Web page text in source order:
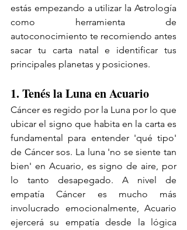
estás empezando a utilizar la Astrología
como herramienta de
autoconocimiento te recomiendo antes
sacar tu carta natal e identificar tus
principales planetas y posiciones.
1. Tenés la Luna en Acuario
Cáncer es regido por la Luna por lo que
ubicar el signo que habita en la carta es
fundamental para entender 'qué tipo'
de Cáncer sos. La luna 'no se siente tan
bien' en Acuario, es signo de aire, por
lo tanto desapegado. A nivel de
empatía Cáncer es mucho más
involucrado emocionalmente, Acuario
ejercerá su empatía desde la lógica